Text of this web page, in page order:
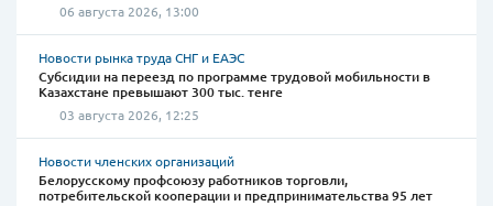
06 августа 2026, 13:00
Новости рынка труда СНГ и ЕАЭС
Субсидии на переезд по программе трудовой мобильности в
Казахстане превышают 300 тыс. тенге
03 августа 2026, 12:25
Новости членских организаций
Белорусскому профсоюзу работников торговли,
потребительской кооперации и предпринимательства 95 лет